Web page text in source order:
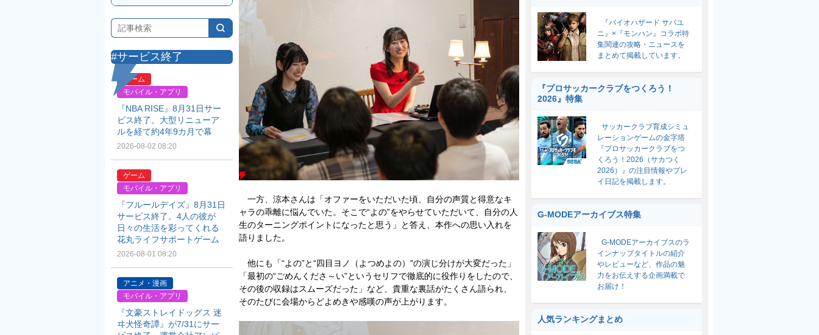
一方、涼本さんは「オファーをいただいた頃、自分の声質と得意なキ
ャラの乖離に悩んでいた。そこで“よの”をやらせていただいて、自分の人
生のターニングポイントになったと思う」と答え、本作への思い入れを
語りました。
他にも「“よの”と“四目ヨノ（よつめよの）”の演じ分けが大変だった」
「最初の“ごめんくださ～い”というセリフで徹底的に役作りをしたので、
その後の収録はスムーズだった」など、貴重な裏話がたくさん語られ、
そのたびに会場からどよめきや感嘆の声が上がります。
#サービス終了
ゲーム
モバイル・アプリ
『NBA RISE』8月31日サー
ビス終了。大型リニューア
ルを経て約4年9カ月で幕
2026-08-02 08:20
ゲーム
モバイル・アプリ
『フルールデイズ』8月31日
サービス終了。4人の彼が
日々の生活を彩ってくれる
花丸ライフサポートゲーム
2026-08-01 08:20
アニメ・漫画
モバイル・アプリ
『文豪ストレイドッグス 迷
ヰ犬怪奇譚』が7/31にサー
『バイオハザード サバユ
ニ』×『モンハン』コラボ特
集関連の攻略・ニュースを
まとめて掲載しています。
『プロサッカークラブをつくろう！
2026』特集
サッカークラブ育成シミュ
レーションゲームの金字塔
『プロサッカークラブをつ
くろう！2026（サカつく
2026）』の注目情報やプレ
イ日記を掲載します。
G-MODEアーカイブス特集
G-MODEアーカイブスのラ
インナップタイトルの紹介
やレビューなど、作品の魅
力をお伝えする企画満載で
お届け！
人気ランキングまとめ